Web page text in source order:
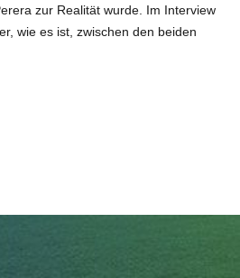
zur Realität wurde. Im Interview
wie es ist, zwischen den beiden